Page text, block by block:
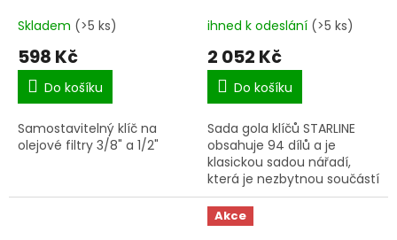
Skladem (>5 ks)
598 Kč
Do košíku
Samostavitelný klíč na
olejové filtry 3/8" a 1/2"
ihned k odeslání (>5 ks)
2 052 Kč
Do košíku
Sada gola klíčů STARLINE
obsahuje 94 dílů a je
klasickou sadou nářadí,
která je nezbytnou součástí
výbavy každé dílny. Sada je
uložena v praktickém
plastovém kufříku tak, aby
Akce